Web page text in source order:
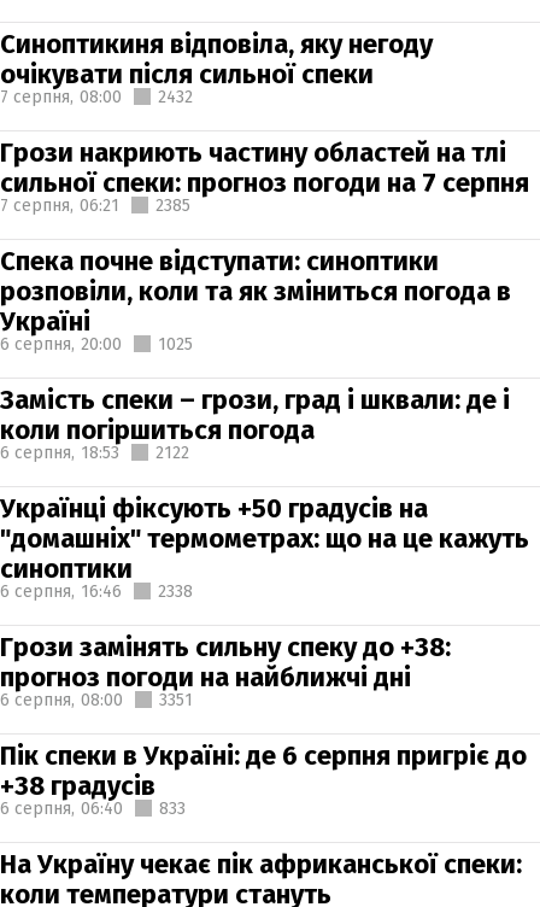
Синоптикиня відповіла, яку негоду
очікувати після сильної спеки
7 серпня, 08:00 2432
Грози накриють частину областей на тлі
сильної спеки: прогноз погоди на 7 серпня
7 серпня, 06:21 2385
Спека почне відступати: синоптики
розповіли, коли та як зміниться погода в
Україні
6 серпня, 20:00 1025
Замість спеки – грози, град і шквали: де і
коли погіршиться погода
6 серпня, 18:53 2122
Українці фіксують +50 градусів на
"домашніх" термометрах: що на це кажуть
синоптики
6 серпня, 16:46 2338
Грози замінять сильну спеку до +38:
прогноз погоди на найближчі дні
6 серпня, 08:00 3351
Пік спеки в Україні: де 6 серпня пригріє до
+38 градусів
6 серпня, 06:40 833
На Україну чекає пік африканської спеки:
коли температури стануть